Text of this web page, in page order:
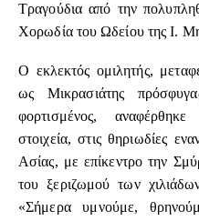
Τραγούδια από την
Χορωδία του Ωδείου της Ι.
Ο εκλεκτός ομιλητής,
ως Μικρασιάτης
φορτισμένος,
στοιχεία, στις θηριωδίες
Ασίας, με επίκεντρο την
του ξεριζωμού των
«Σήμερα υμνούμε,